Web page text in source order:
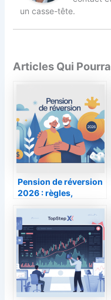
un casse-tête.
Articles Qui
Pension de réversion
2026 : règles,
changements à
anticiper